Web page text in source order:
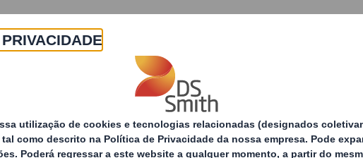
Sobre Produtos e Serviços
Otimize as exportações de vinho a granel com o